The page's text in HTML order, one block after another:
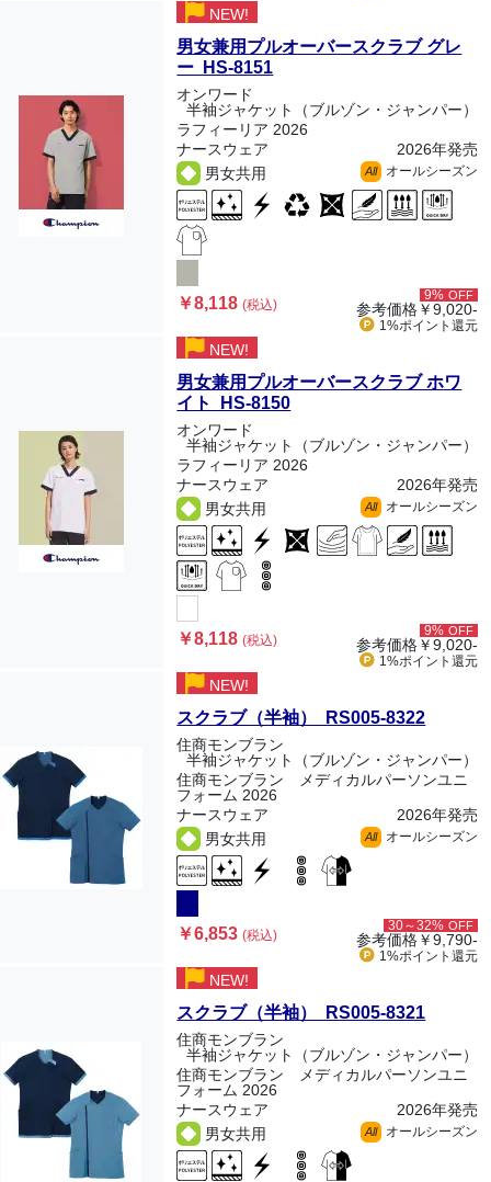
NEW!
男女兼用プルオーバースクラブ グレ
ー HS-8151
オンワード
半袖ジャケット（ブルゾン・ジャンパー）
ラフィーリア 2026
ナースウェア
2026年発売
男女共用
All オールシーズン
￥8,118(税込)
9% OFF
参考価格￥9,020-
1%ポイント 還元
NEW!
男女兼用プルオーバースクラブ ホワ
イト HS-8150
オンワード
半袖ジャケット（ブルゾン・ジャンパー）
ラフィーリア 2026
ナースウェア
2026年発売
男女共用
All オールシーズン
￥8,118(税込)
9% OFF
参考価格￥9,020-
1%ポイント 還元
NEW!
スクラブ（半袖） RS005-8322
住商モンブラン
半袖ジャケット（ブルゾン・ジャンパー）
住商モンブラン メディカルパーソンユニ
フォーム 2026
ナースウェア
2026年発売
男女共用
All オールシーズン
￥6,853(税込)
30～32% OFF
参考価格￥9,790-
1%ポイント 還元
NEW!
スクラブ（半袖） RS005-8321
住商モンブラン
半袖ジャケット（ブルゾン・ジャンパー）
住商モンブラン メディカルパーソンユニ
フォーム 2026
ナースウェア
2026年発売
男女共用
All オールシーズン